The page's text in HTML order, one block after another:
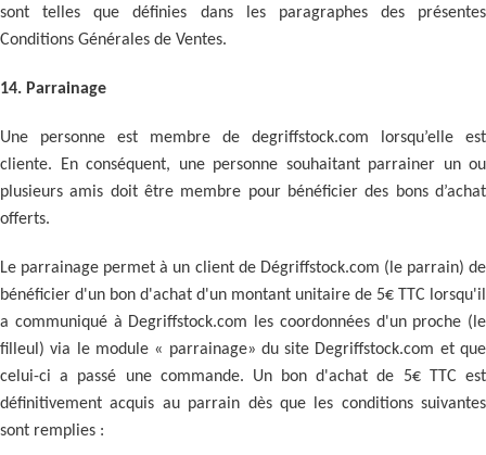
sont telles que définies dans les paragraphes des présentes
Conditions Générales de Ventes.
14. Parrainage
Une personne est membre de degriffstock.com lorsqu’elle est
cliente. En conséquent, une personne souhaitant parrainer un ou
plusieurs amis doit être membre pour bénéficier des bons d’achat
offerts.
Le parrainage permet à un client de Dégriffstock.com (le parrain) de
bénéficier d'un bon d'achat d'un montant unitaire de 5€ TTC lorsqu'il
a communiqué à Degriffstock.com les coordonnées d'un proche (le
filleul) via le module « parrainage» du site Degriffstock.com et que
celui-ci a passé une commande. Un bon d'achat de 5€ TTC est
définitivement acquis au parrain dès que les conditions suivantes
sont remplies :